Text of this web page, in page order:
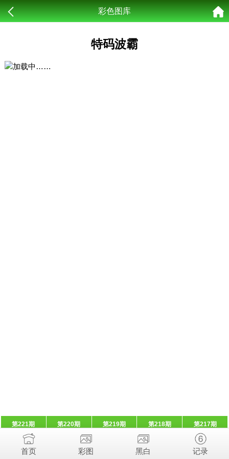
彩色图库
特码波霸
第221期 第220期 第219期 第218期 第217期
首页 彩图 黑白 记录